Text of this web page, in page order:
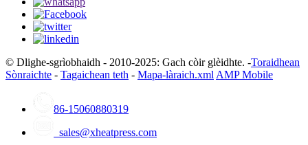
© Dlighe-sgrìobhaidh - 2010-2025: Gach còir glèidhte. -Toraidhean
Sònraichte - Tagaichean teth - Mapa-làraich.xml AMP Mobile
86-15060880319
sales@xheatpress.com